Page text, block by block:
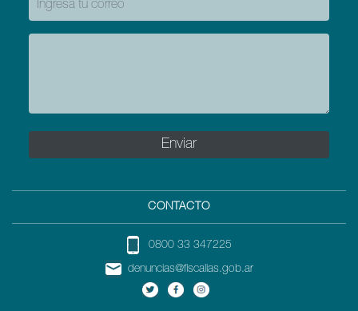
CONTACTO
0800 33 347225
denuncias@fiscalias.gob.ar